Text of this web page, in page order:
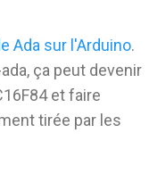
Ada sur l'Arduino.
ça peut devenir
et faire
tirée par les